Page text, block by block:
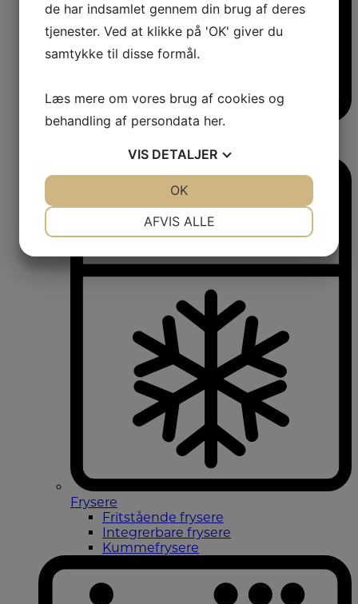
Vinkøleskabe
Vinkøleskabe
Frysere
Fritstående frysere
Integrerbare frysere
Kummefrysere
de har indsamlet gennem din brug af deres
tjenester. Ved at klikke på 'OK' giver du
samtykke til disse formål.
Læs mere om vores brug af cookies og
behandling af persondata her.
VIS DETALJER
AFVIS ALLE
OK